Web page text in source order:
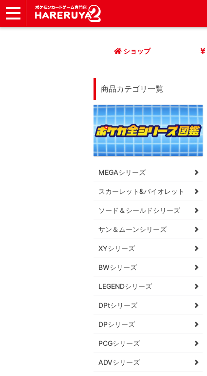
ショップ
商品カテゴリ一覧
MEGAシリーズ
スカーレット&バイオレット
ソード＆シールドシリーズ
サン＆ムーンシリーズ
XYシリーズ
BWシリーズ
LEGENDシリーズ
DPtシリーズ
DPシリーズ
PCGシリーズ
ADVシリーズ